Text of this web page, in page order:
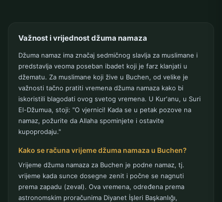
Važnost i vrijednost džuma namaza
Džuma namaz ima značaj sedmičnog slavlja za muslimane i
predstavlja veoma poseban ibadet koji je farz klanjati u
džematu. Za muslimane koji žive u Buchen, od velike je
važnosti tačno pratiti vremena džuma namaza kako bi
iskoristili blagodati ovog svetog vremena. U Kur'anu, u Suri
El-Džumua, stoji: "O vjernici! Kada se u petak pozove na
namaz, požurite da Allaha spominjete i ostavite
kupoprodaju."
Kako se računa vrijeme džuma namaza u Buchen?
Vrijeme džuma namaza za Buchen je podne namaz, tj.
vrijeme kada sunce dosegne zenit i počne se nagnuti
prema zapadu (zeval). Ova vremena, određena prema
astronomskim proračunima Diyanet İşleri Başkanlığı,